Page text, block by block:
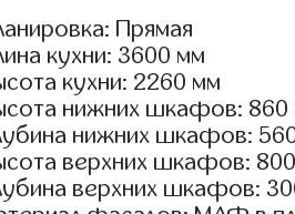
Прямая
кухни: 3600 мм
кухни: 2260 мм
нижних шкафов: 860
нижних шкафов:
верхних шкафов:
верхних шкафов: